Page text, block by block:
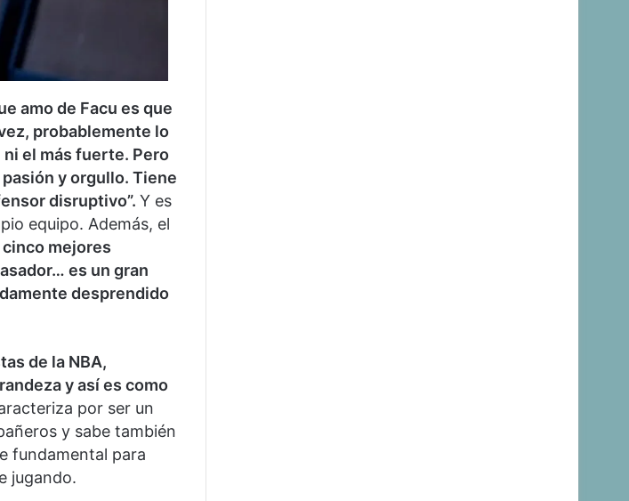
amo de Facu es que
probablemente lo
ni el más fuerte. Pero
y orgullo. Tiene
disruptivo”. Y es
equipo. Además, el
cinco mejores
es un gran
desprendido
de la NBA,
y así es como
por ser un
y sabe también
fundamental para
jugando.